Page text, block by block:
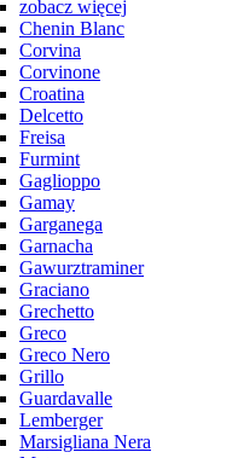
zobacz więcej
Chenin Blanc
Corvina
Corvinone
Croatina
Delcetto
Freisa
Furmint
Gaglioppo
Gamay
Garganega
Garnacha
Gawurztraminer
Graciano
Grechetto
Greco
Greco Nero
Grillo
Guardavalle
Lemberger
Marsigliana Nera